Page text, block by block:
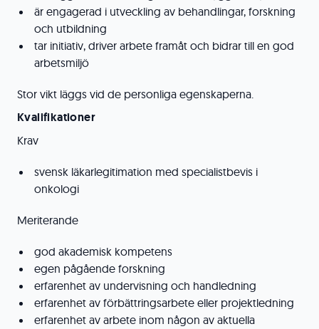
är engagerad i utveckling av behandlingar, forskning
och utbildning
tar initiativ, driver arbete framåt och bidrar till en god
arbetsmiljö
Stor vikt läggs vid de personliga egenskaperna.
Kvalifikationer
Krav
svensk läkarlegitimation med specialistbevis i
onkologi
Meriterande
god akademisk kompetens
egen pågående forskning
erfarenhet av undervisning och handledning
erfarenhet av förbättringsarbete eller projektledning
erfarenhet av arbete inom någon av aktuella